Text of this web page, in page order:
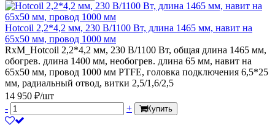
Hotcoil 2,2*4,2 мм, 230 В/1100 Вт, длина 1465 мм, навит на
65х50 мм, провод 1000 мм
RxM_Hotcoil 2,2*4,2 мм, 230 В/1100 Вт, общая длина 1465 мм,
обогрев. длина 1400 мм, необогрев. длина 65 мм, навит на
65х50 мм, провод 1000 мм PTFE, головка подключения 6,5*25
мм, радиальный отвод, витки 2,5/1,6/2,5
14 950 ₽/шт
-
+ Купить